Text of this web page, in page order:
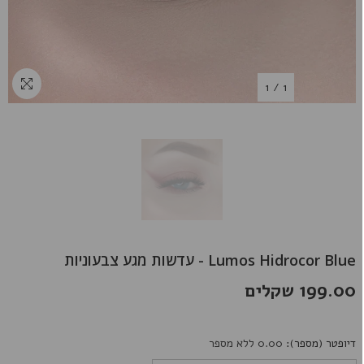
1
/
1
Lumos Hidrocor Blue - עדשות מגע צבעוניות
199.00 שקלים
דיופטר (מספר): 0.00 ללא מספר